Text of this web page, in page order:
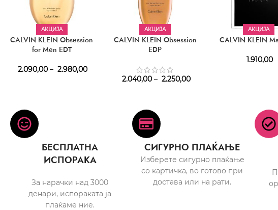
АКЦИЈА
CALVIN KLEIN Obsession
for Men EDT
2.090,00 – 2.980,00
АКЦИЈА
CALVIN KLEIN Obsession
EDP
2.040,00 – 2.250,00
АКЦИЈА
CALVIN KLEIN
1.910,00
БЕСПЛАТНА
ИСПОРАКА
За нарачки над 3000
денари, испораката ја
плаќаме ние.
СИГУРНО ПЛАЌАЊЕ
Изберете сигурно плаќање
со картичка, во готово при
достава или на рати.